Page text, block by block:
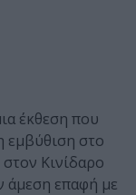
έκθεση που
εμβύθιση στο
Κινίδαρο
άμεση επαφή με